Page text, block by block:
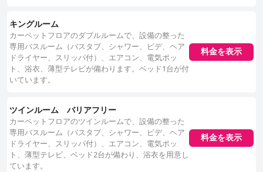
キングルーム
カーペットフロアのダブルルームで、設備の整った
専用バスルーム（バスタブ、シャワー、ビデ、ヘア
ドライヤー、スリッパ付）、エアコン、電気ポッ
ト、浴衣、薄型テレビが備わります。ベッド1台が付
いています。
料金を表示
ツインルーム バリアフリー
カーペットフロアのツインルームで、設備の整った
専用バスルーム（バスタブ、シャワー、ビデ、ヘア
ドライヤー、スリッパ付）、エアコン、電気ポッ
ト、薄型テレビ、ベッド2台が備わり、浴衣を用意し
ています。
料金を表示